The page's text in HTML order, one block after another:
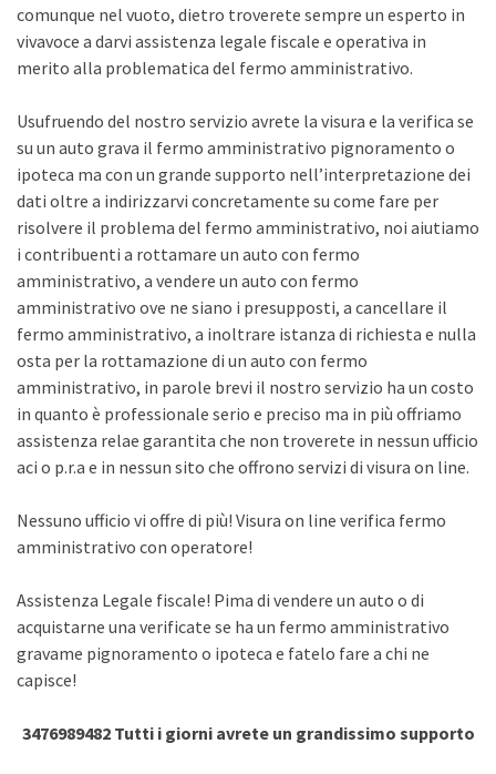
comunque nel vuoto, dietro troverete sempre un esperto in
vivavoce a darvi assistenza legale fiscale e operativa in
merito alla problematica del fermo amministrativo.
Usufruendo del nostro servizio avrete la visura e la verifica se
su un auto grava il fermo amministrativo pignoramento o
ipoteca ma con un grande supporto nell’interpretazione dei
dati oltre a indirizzarvi concretamente su come fare per
risolvere il problema del fermo amministrativo, noi aiutiamo
i contribuenti a rottamare un auto con fermo
amministrativo, a vendere un auto con fermo
amministrativo ove ne siano i presupposti, a cancellare il
fermo amministrativo, a inoltrare istanza di richiesta e nulla
osta per la rottamazione di un auto con fermo
amministrativo, in parole brevi il nostro servizio ha un costo
in quanto è professionale serio e preciso ma in più offriamo
assistenza relae garantita che non troverete in nessun ufficio
aci o p.r.a e in nessun sito che offrono servizi di visura on line.
Nessuno ufficio vi offre di più! Visura on line verifica fermo
amministrativo con operatore!
Assistenza Legale fiscale! Pima di vendere un auto o di
acquistarne una verificate se ha un fermo amministrativo
gravame pignoramento o ipoteca e fatelo fare a chi ne
capisce!
3476989482 Tutti i giorni avrete un grandissimo supporto